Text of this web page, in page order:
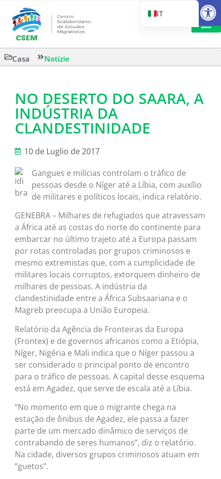
Casa Notizie
NO DESERTO DO SAARA, A
INDÚSTRIA DA
CLANDESTINIDADE
10 de Luglio de 2017
Gangues e milícias controlam o tráfico de
pessoas desde o Níger até a Líbia, com auxílio
de militares e políticos locais, indica relatório.
GENEBRA – Milhares de refugiados que atravessam
a África até as costas do norte do continente para
embarcar no último trajeto até a Europa passam
por rotas controladas por grupos criminosos e
mesmo extremistas que, com a cumplicidade de
militares locais corruptos, extorquem dinheiro de
milhares de pessoas. A indústria da
clandestinidade entre a África Subsaariana e o
Magreb preocupa a União Europeia.
Relatório da Agência de Fronteiras da Europa
(Frontex) e de governos africanos como a Etiópia,
Níger, Nigéria e Mali indica que o Níger passou a
ser considerado o principal ponto de encontro
para o tráfico de pessoas. A capital desse esquema
está em Agadez, que serve de escala até a Líbia.
“No momento em que o migrante chega na
estação de ônibus de Agadez, ele passa a fazer
parte de um mercado dinâmico de serviços de
contrabando de seres humanos”, diz o relatório.
Na cidade, diversos grupos criminosos atuam em
“guetos”.
IT
EN